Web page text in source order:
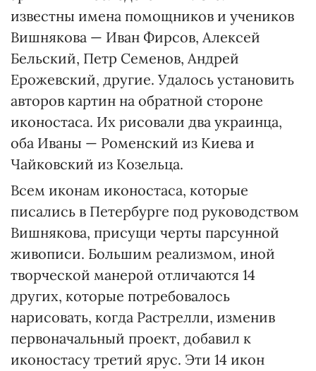
известны имена помощников и учеников
Вишнякова — Иван Фирсов, Алексей
Бельский, Петр Семенов, Андрей
Ерожевский, другие. Удалось установить
авторов картин на обратной стороне
иконостаса. Их рисовали два украинца,
оба Иваны — Роменский из Киева и
Чайковский из Козельца.
Всем иконам иконостаса, которые
писались в Петербурге под руководством
Вишнякова, присущи черты парсунной
живописи. Большим реализмом, иной
творческой манерой отличаются 14
других, которые потребовалось
нарисовать, когда Растрелли, изменив
первоначальный проект, добавил к
иконостасу третий ярус. Эти 14 икон